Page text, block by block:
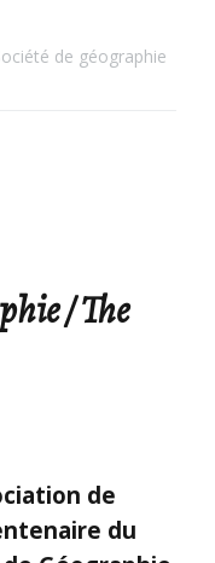
de géographie
/ The
de
du